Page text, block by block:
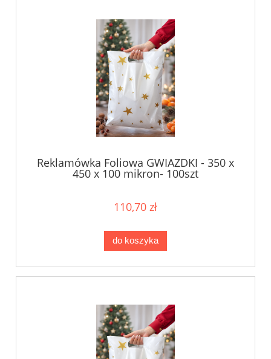
Reklamówka Foliowa GWIAZDKI - 350 x
450 x 100 mikron- 100szt
110,70 zł
do koszyka